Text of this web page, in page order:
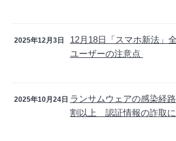
2025年12月3日
12月18日「スマホ新法」
ユーザーの注意点
2025年10月24日 ランサムウェアの感染経
割以上 認証情報の詐取